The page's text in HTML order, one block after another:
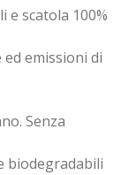
e scatola 100%
emissioni di
Senza
biodegradabili